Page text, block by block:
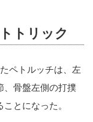
トリック
ペトルッチは、左
、骨盤左側の打撲
とになった。